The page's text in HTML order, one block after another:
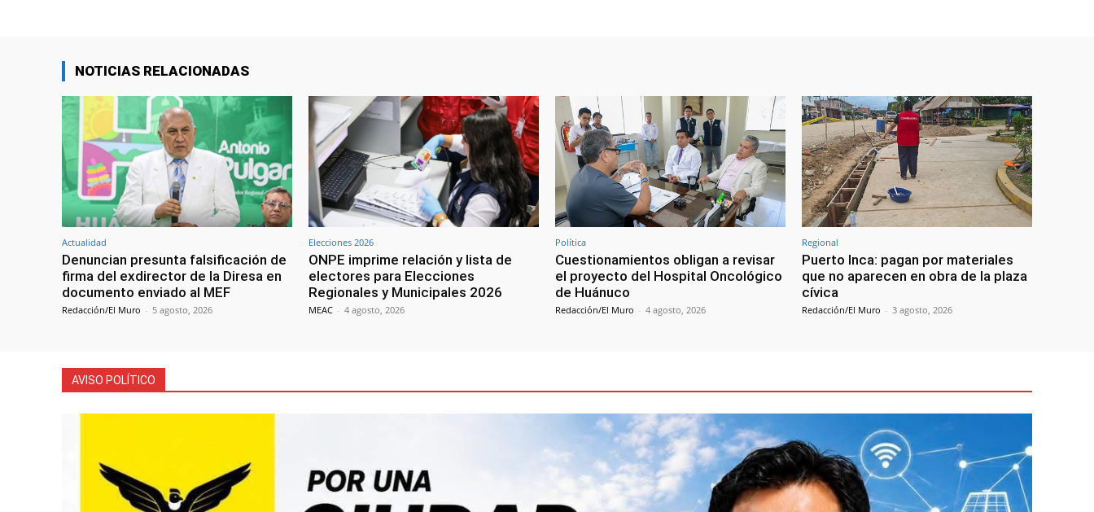
NOTICIAS RELACIONADAS
Actualidad
Denuncian presunta falsificación de
firma del exdirector de la Diresa en
documento enviado al MEF
Redacción/El Muro - 5 agosto, 2026
Elecciones 2026
ONPE imprime relación y lista de
electores para Elecciones
Regionales y Municipales 2026
MEAC - 4 agosto, 2026
Política
Cuestionamientos obligan a revisar
el proyecto del Hospital Oncológico
de Huánuco
Redacción/El Muro - 4 agosto, 2026
Regional
Puerto Inca: pagan por materiales
que no aparecen en obra de la plaza
cívica
Redacción/El Muro - 3 agosto, 2026
AVISO POLÍTICO